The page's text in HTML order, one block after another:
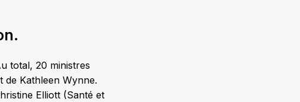
total, 20 ministres
de Kathleen Wynne.
Elliott (Santé et